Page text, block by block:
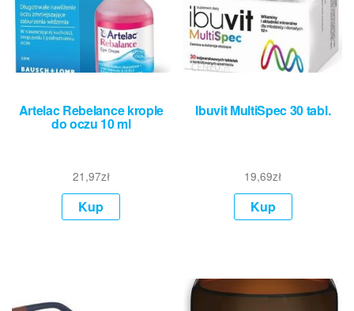
Artelac Rebelance krople
do oczu 10 ml
21,97zł
Kup
Ibuvit MultiSpec 30 tabl.
19,69zł
Kup